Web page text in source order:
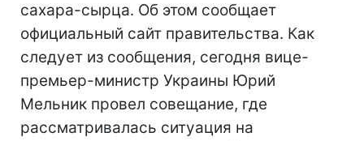
сахара-сырца. Об этом сообщает
официальный сайт правительства. Как
следует из сообщения, сегодня вице-
премьер-министр Украины Юрий
Мельник провел совещание, где
рассматривалась ситуация на